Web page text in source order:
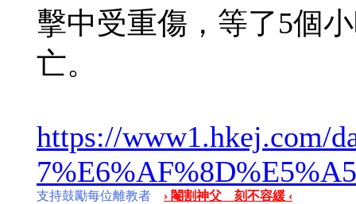
擊中受重傷，等了5個
亡。
https://www1.hkej.com/
支持鼓勵每位離教者
› 閹割神父 刻不容緩 ‹